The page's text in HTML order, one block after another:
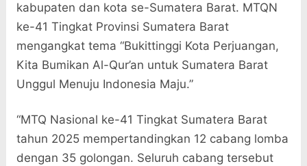
kabupaten dan kota se-Sumatera Barat. MTQN
ke-41 Tingkat Provinsi Sumatera Barat
mengangkat tema “Bukittinggi Kota Perjuangan,
Kita Bumikan Al-Qur’an untuk Sumatera Barat
Unggul Menuju Indonesia Maju.”
“MTQ Nasional ke-41 Tingkat Sumatera Barat
tahun 2025 mempertandingkan 12 cabang lomba
dengan 35 golongan. Seluruh cabang tersebut